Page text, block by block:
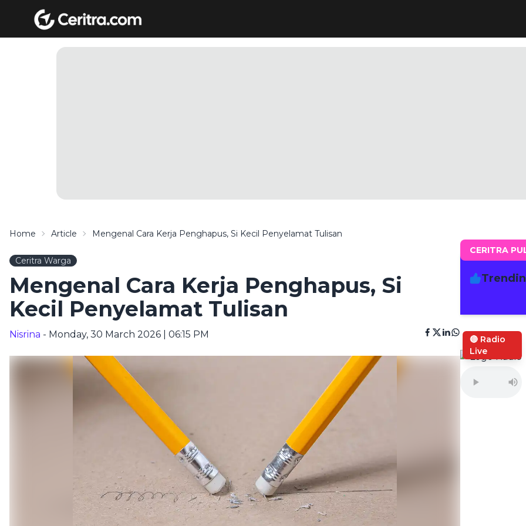
Home Article Mengenal Cara Kerja Penghapus, Si Kecil Penyelamat Tulisan
Ceritra Warga
Mengenal Cara Kerja Penghapus, Si
Kecil Penyelamat Tulisan
Nisrina - Monday, 30 March 2026 | 06:15 PM
CERITRA
🔴 Radio
Live